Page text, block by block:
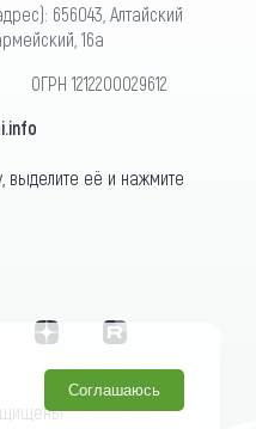
656043, Алтайский
16а
ОГРН 1212200029612
выделите её и нажмите
Соглашаюсь